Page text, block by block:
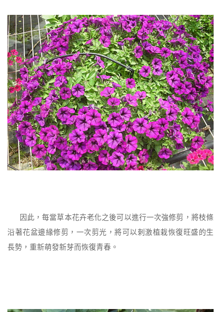
因此，每當草本花卉老化之後可以進行一次強修剪，將枝條
沿著花盆邊緣修剪，一次剪光，將可以刺激植栽恢復旺盛的生
長勢，重新萌發新芽而恢復青春。